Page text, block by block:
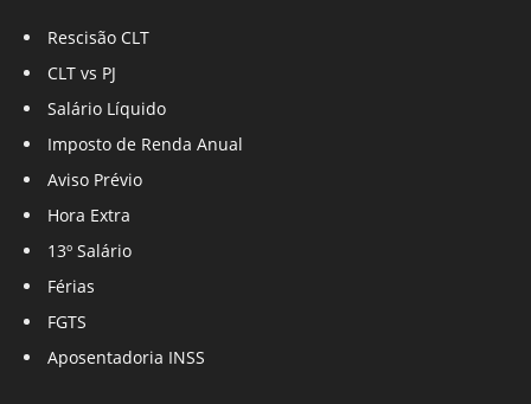
Rescisão CLT
CLT vs PJ
Salário Líquido
Imposto de Renda Anual
Aviso Prévio
Hora Extra
13º Salário
Férias
FGTS
Aposentadoria INSS